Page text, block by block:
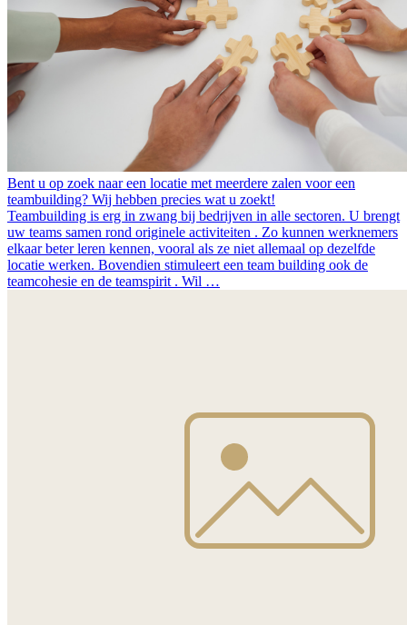
Bent u op zoek naar een locatie met meerdere zalen voor een
teambuilding? Wij hebben precies wat u zoekt!
Teambuilding is erg in zwang bij bedrijven in alle sectoren. U brengt
uw teams samen rond originele activiteiten . Zo kunnen werknemers
elkaar beter leren kennen, vooral als ze niet allemaal op dezelfde
locatie werken. Bovendien stimuleert een team building ook de
teamcohesie en de teamspirit . Wil …